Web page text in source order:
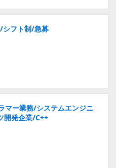
シフト制/急募
マー業務/システムエンジニ
開発企業/C++